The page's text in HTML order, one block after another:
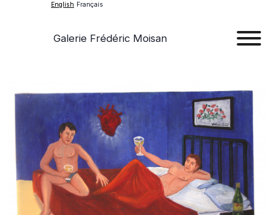
English Français
Galerie Frédéric Moisan